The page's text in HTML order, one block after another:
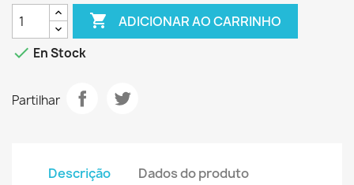
 ADICIONAR AO CARRINHO
 En Stock
Partilhar
Descrição
Dados do produto